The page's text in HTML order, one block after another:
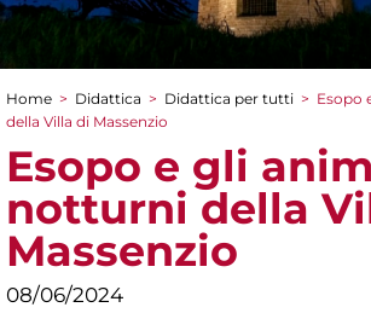
Tu sei qui
Home > Didattica > Didattica per tutti > Esopo
della Villa di Massenzio
Esopo e gli
notturni della
Massenzio
08/06/2024